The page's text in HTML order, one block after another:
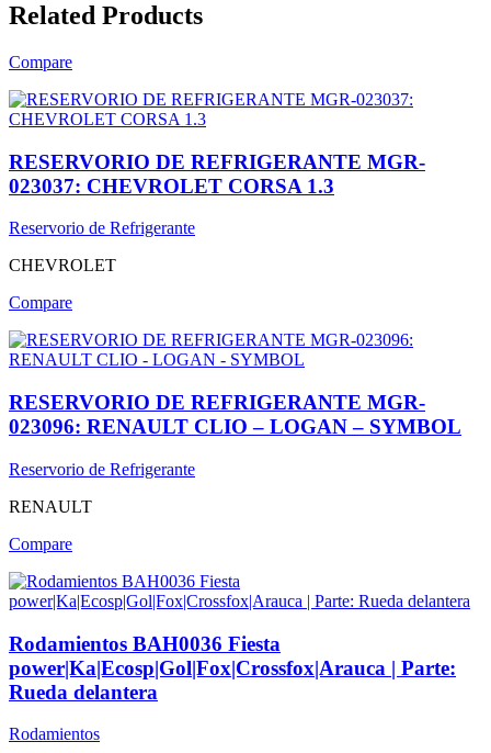
Related Products
Compare
RESERVORIO DE REFRIGERANTE MGR-
023037: CHEVROLET CORSA 1.3
Reservorio de Refrigerante
CHEVROLET
Compare
RESERVORIO DE REFRIGERANTE MGR-
023096: RENAULT CLIO – LOGAN – SYMBOL
Reservorio de Refrigerante
RENAULT
Compare
Rodamientos BAH0036 Fiesta
power|Ka|Ecosp|Gol|Fox|Crossfox|Arauca | Parte:
Rueda delantera
Rodamientos